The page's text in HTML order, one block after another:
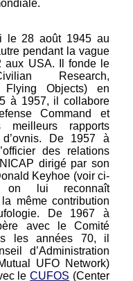
le 28 août 1945 au
pendant la vague
aux USA. Il fonde le
Research,
Flying Objects) en
à 1957, il collabore
Command et
meilleurs rapports
d’ovnis. De 1957 à
des relations
dirigé par son
Keyhoe (voir ci-
on lui reconnaît
même contribution
De 1967 à
avec le Comité
les années 70, il
d’Administration
UFO Network)
leCUFOS (Center